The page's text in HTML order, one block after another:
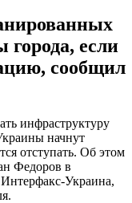
если
сообщил
инфраструктуру
начнут
отступать. Об этом
Федоров в
Украина,